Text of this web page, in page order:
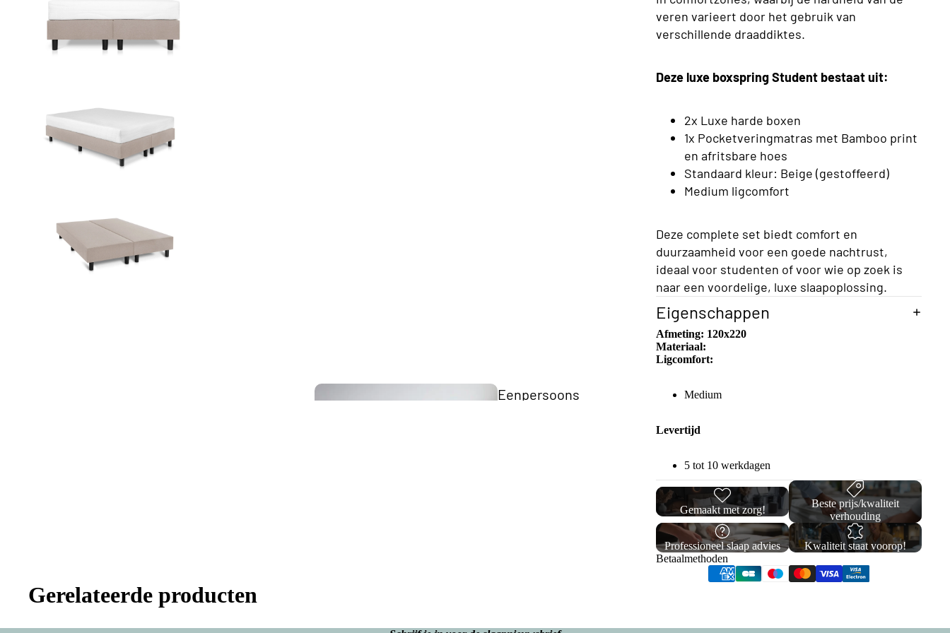
Tweepersoons
Eenpersoons
Boxspring
veren varieert door het gebruik van
verschillende draaddiktes.
Deze luxe boxspring Student bestaat uit:
2x Luxe harde boxen
1x Pocketveringmatras met Bamboo print
en afritsbare hoes
Standaard kleur: Beige (gestoffeerd)
Medium ligcomfort
Deze complete set biedt comfort en
duurzaamheid voor een goede nachtrust,
ideaal voor studenten of voor wie op zoek is
naar een voordelige, luxe slaapoplossing.
Eigenschappen
Afmeting: 120x220
Materiaal:
Ligcomfort:
Medium
Levertijd
5 tot 10 werkdagen
Gemaakt met zorg!
Beste prijs/kwaliteit
verhouding
Professioneel slaap advies
Kwaliteit staat voorop!
Betaalmethoden
Gerelateerde producten
Verzendbeleid